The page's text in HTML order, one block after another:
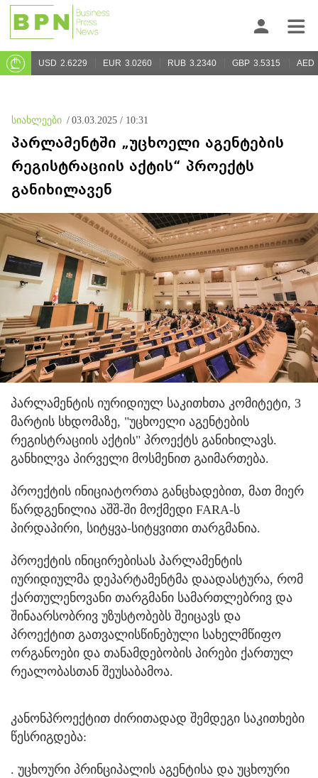
USD 2.6229 EUR 3.0260 RUB 3.2340 GBP 3.5315 AED
სიახლეები / 03.03.2025 / 10:31
პარლამენტში „უცხოელი აგენტების
რეგისტრაციის აქტის“ პროექტს
განიხილავენ
პარლამენტის იურიდიულ საკითხთა კომიტეტი, 3
მარტის სხდომაზე, "უცხოელი აგენტების
რეგისტრაციის აქტის" პროექტს განიხილავს.
განხილვა პირველი მოსმენით გაიმართება.
პროექტის ინიციატორთა განცხადებით, მათ მიერ
წარდგენილია აშშ-ში მოქმედი FARA-ს
პირდაპირი, სიტყვა-სიტყვითი თარგმანია.
პროექტის ინიცირებისას პარლამენტის
იურიდიულმა დეპარტამენტმა დაადასტურა, რომ
ქართულენოვანი თარგმანი სამართლებრივ და
შინაარსობრივ უზუსტობებს შეიცავს და
პროექტით გათვალისწინებული სახელმწიფო
ორგანოები და თანამდებობის პირები ქართულ
რეალობასთან შეუსაბამოა.
კანონპროექტით ძირითადად შემდეგი საკითხები
წესრიგდება:
. უცხოური პრინციპალის აგენტისა და უცხოური